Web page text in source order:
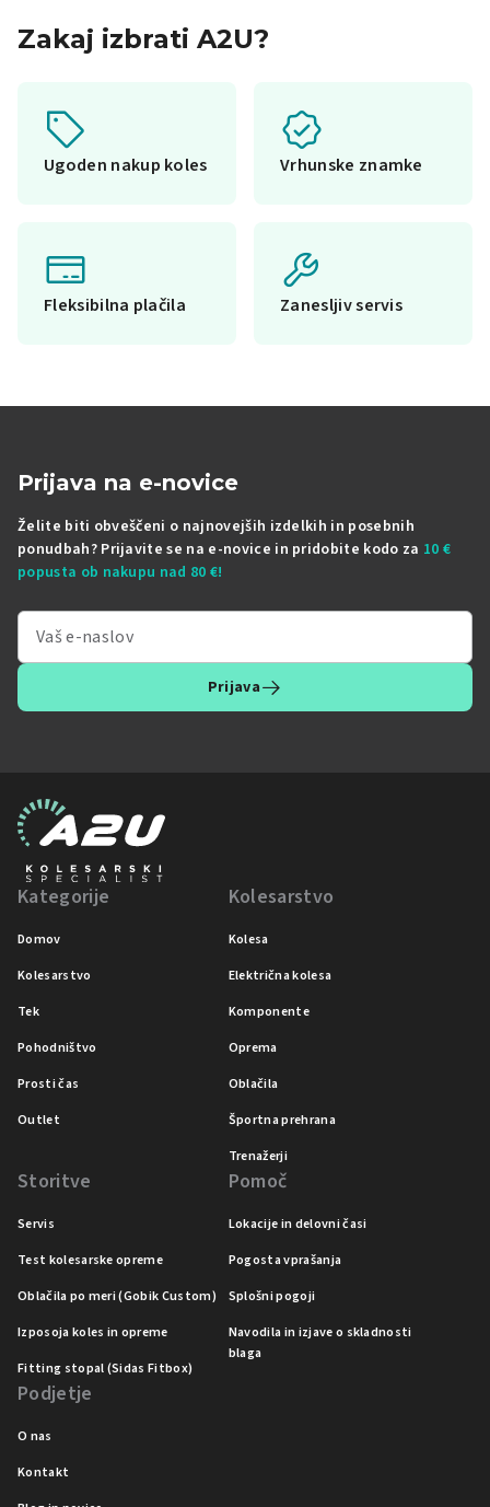
Zakaj izbrati A2U?
Ugoden nakup koles Vrhunske znamke
Fleksibilna plačila Zanesljiv servis
Prijava na e-novice
Želite biti obveščeni o najnovejših izdelkih in posebnih
ponudbah? Prijavite se na e-novice in pridobite kodo za 10 €
popusta ob nakupu nad 80 €!
Prijava
Kategorije
Domov
Kolesarstvo
Tek
Pohodništvo
Prosti čas
Outlet
Kolesarstvo
Kolesa
Električna kolesa
Komponente
Oprema
Oblačila
Športna prehrana
Trenažerji
Storitve
Servis
Test kolesarske opreme
Oblačila po meri (Gobik Custom)
Izposoja koles in opreme
Fitting stopal (Sidas Fitbox)
Pomoč
Lokacije in delovni časi
Pogosta vprašanja
Splošni pogoji
Navodila in izjave o skladnosti
blaga
Podjetje
O nas
Kontakt